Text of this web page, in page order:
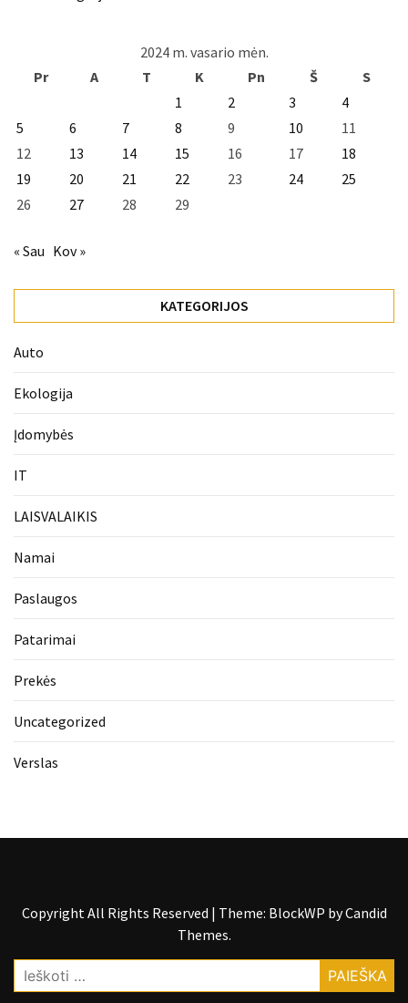
2024 m. vasario mėn.
Pr
A T K Pn Š
S
1
2 3
4
5
6 7 8 9 10
11
12
13 14 15 16 17
18
19
20 21 22 23 24
25
26
27 28 29
« Sau Kov »
KATEGORIJOS
Auto
Ekologija
Įdomybės
IT
LAISVALAIKIS
Namai
Paslaugos
Patarimai
Prekės
Uncategorized
Verslas
Copyright All Rights Reserved | Theme: BlockWP byCandid
Themes.
Ieškoti: